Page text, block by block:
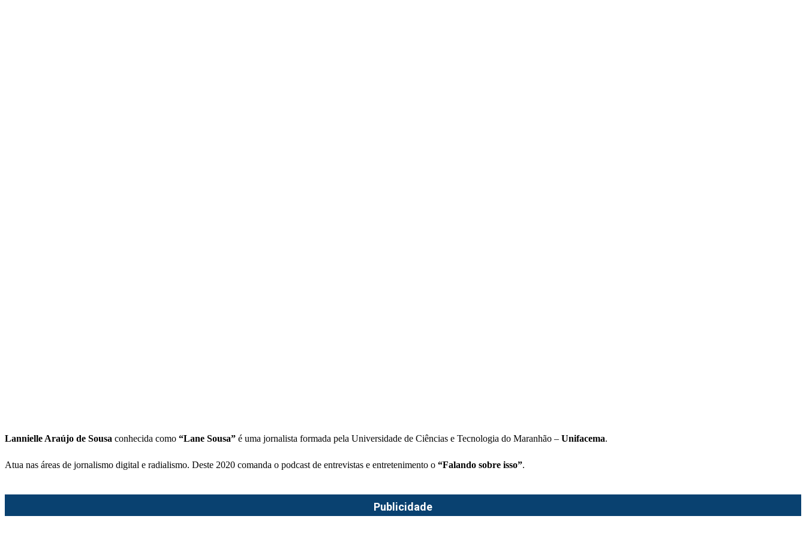
Lannielle Araújo de Sousa conhecida como “Lane Sousa” é uma jornalista formada pela Universidade de Ciências e Tecnologia do Maranhão – Unifacema.
Atua nas áreas de jornalismo digital e radialismo. Deste 2020 comanda o podcast de entrevistas e entretenimento o “Falando sobre isso”.
Publicidade